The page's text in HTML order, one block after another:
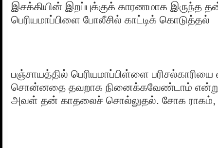
இசக்கியின் இறப்புக்குக் காரணமாக இருந்த
பெரியமாப்பிளை போலீசில் காட்டிக் கொடுத்தல்
பஞ்சாயத்தில் பெரியமாப்பிள்ளை
சொன்னதை தவறாக நினைக்கவேண்டாம்
அவள் தன் காதலைச் சொல்லுதல். சோக ராகம்,